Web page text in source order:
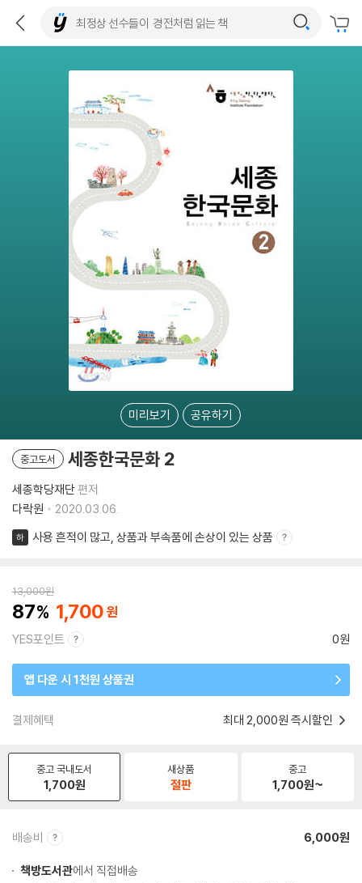
미리보기 공유하기
중고도서 세종한국문화 2
세종학당재단편저
다락원
2020.03.06.
하 사용 흔적이 많고, 상품과 부속품에 손상이 있는 상품
13,000원
87 1,700
YES포인트 0원
앱 다운 시 1천원 상품권
결제혜택 최대 2,000원 즉시할인
중고 국내도서
1,700원
새상품
절판
중고
1,700원~
배송비 6,000원
책방도서관에서 직접배송